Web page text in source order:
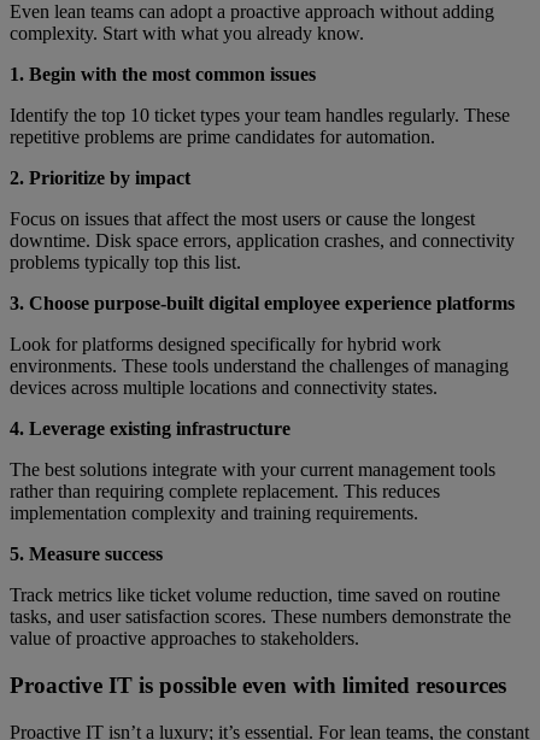
Even lean teams can adopt a proactive approach without adding
complexity. Start with what you already know.
1. Begin with the most common issues
Identify the top 10 ticket types your team handles regularly. These
repetitive problems are prime candidates for automation.
2. Prioritize by impact
Focus on issues that affect the most users or cause the longest
downtime. Disk space errors, application crashes, and connectivity
problems typically top this list.
3. Choose purpose-built digital employee experience platforms
Look for platforms designed specifically for hybrid work
environments. These tools understand the challenges of managing
devices across multiple locations and connectivity states.
4. Leverage existing infrastructure
The best solutions integrate with your current management tools
rather than requiring complete replacement. This reduces
implementation complexity and training requirements.
5. Measure success
Track metrics like ticket volume reduction, time saved on routine
tasks, and user satisfaction scores. These numbers demonstrate the
value of proactive approaches to stakeholders.
Proactive IT is possible even with limited resources
Proactive IT isn’t a luxury; it’s essential. For lean teams, the constant